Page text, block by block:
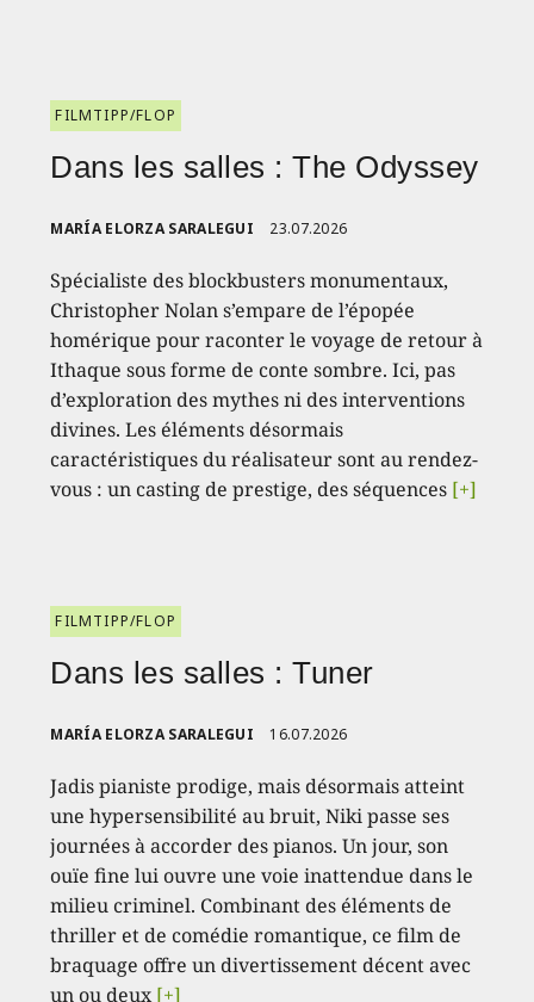
FILMTIPP/FLOP
Dans les salles : The Odyssey
MARÍA ELORZA SARALEGUI 23.07.2026
Spécialiste des blockbusters monumentaux,
Christopher Nolan s’empare de l’épopée
homérique pour raconter le voyage de retour à
Ithaque sous forme de conte sombre. Ici, pas
d’exploration des mythes ni des interventions
divines. Les éléments désormais
caractéristiques du réalisateur sont au rendez-
vous : un casting de prestige, des séquences [+]
FILMTIPP/FLOP
Dans les salles : Tuner
MARÍA ELORZA SARALEGUI 16.07.2026
Jadis pianiste prodige, mais désormais atteint
une hypersensibilité au bruit, Niki passe ses
journées à accorder des pianos. Un jour, son
ouïe fine lui ouvre une voie inattendue dans le
milieu criminel. Combinant des éléments de
thriller et de comédie romantique, ce film de
braquage offre un divertissement décent avec
un ou deux[+]